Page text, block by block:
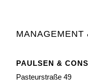
MANAGEMENT
PAULSEN &
Pasteurstraße 49